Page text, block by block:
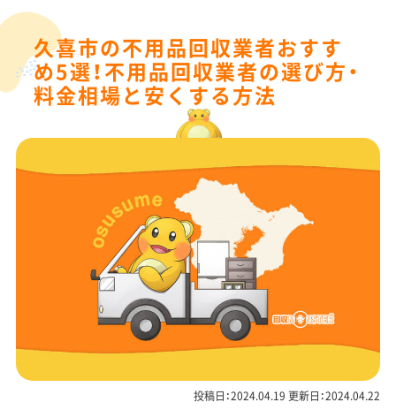
久喜市の不用品回収業者おすす
め5選！不用品回収業者の選び方・
料金相場と安くする方法
投稿日：2024.04.19 更新日：2024.04.22